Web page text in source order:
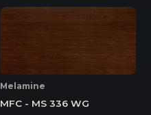
Melamine
MFC - MS 336 WG